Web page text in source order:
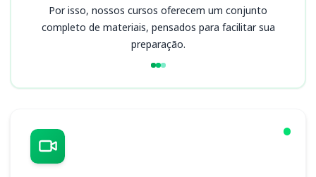
Por isso, nossos cursos oferecem um conjunto
completo de materiais, pensados para facilitar sua
preparação.